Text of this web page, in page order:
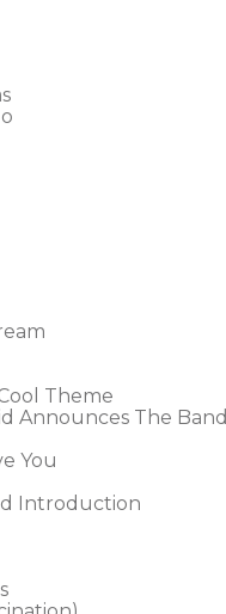
Theme
Announces The Band
You
Introduction